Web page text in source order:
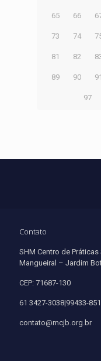
65 66
73 74
81 82
89 90 91
97
Contato
SHM Centro de
Mangueiral – Jardim
CEP: 71687-130
61 3427-3038|99433-
contato@mcjb.org.br